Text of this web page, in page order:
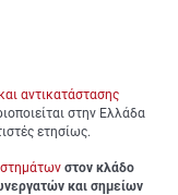
αντικατάστασης
στην Ελλάδα
ετησίως.
στον κλάδο
και σημείων